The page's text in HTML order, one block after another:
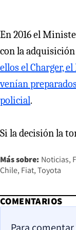
En 2016 el
con la
ellos el Charger,
venían
policial.
Si la decisión la
Más sobre: Noticias
Chile Fiat Toyota
COMENTARIOS
Para